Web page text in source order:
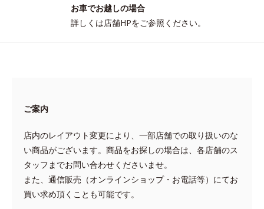
お車でお越しの場合
詳しくは店舗HPをご参照ください。
ご案内
店内のレイアウト変更により、一部店舗での取り扱いのな
い商品がございます。商品をお探しの場合は、各店舗のス
タッフまでお問い合わせくださいませ。
また、通信販売（オンラインショップ・お電話等）にてお
買い求め頂くことも可能です。